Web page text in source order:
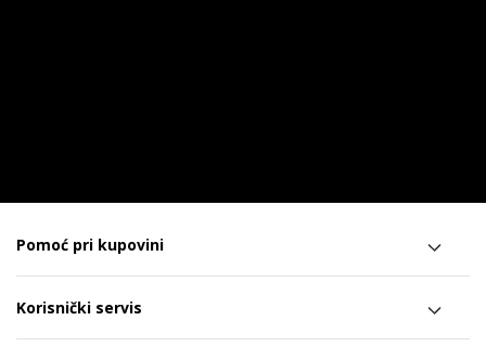
Pomoć pri kupovini
Korisnički servis